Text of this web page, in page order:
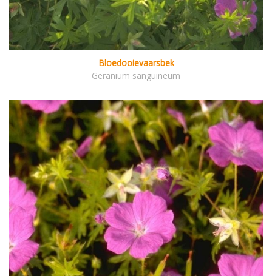
Bloedooievaarsbek
Geranium sanguineum